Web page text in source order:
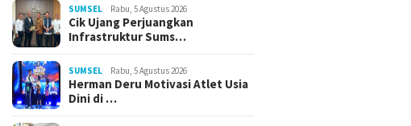
SUMSEL Rabu, 5 Agustus 2026
Cik Ujang Perjuangkan
Infrastruktur Sums…
SUMSEL Rabu, 5 Agustus 2026
Herman Deru Motivasi Atlet Usia
Dini di …